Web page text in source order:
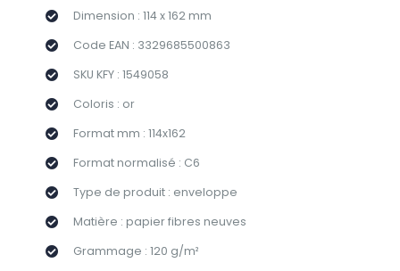
Dimension : 114 x 162 mm
Code EAN : 3329685500863
SKU KFY : 1549058
Coloris : or
Format mm : 114x162
Format normalisé : C6
Type de produit : enveloppe
Matière : papier fibres neuves
Grammage : 120 g/m²